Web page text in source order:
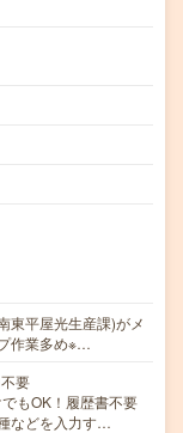
東平屋光生産課)がメ
作業多め※…
要
もOK！履歴書不要
などを入力す…